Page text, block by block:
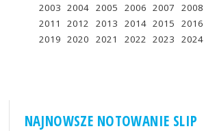
2003 2004 2005 2006 2007 2008
2011
2012 2013 2014 2015 2016
2019 2020 2021 2022 2023 2024
NAJNOWSZE NOTOWANIE SLIP